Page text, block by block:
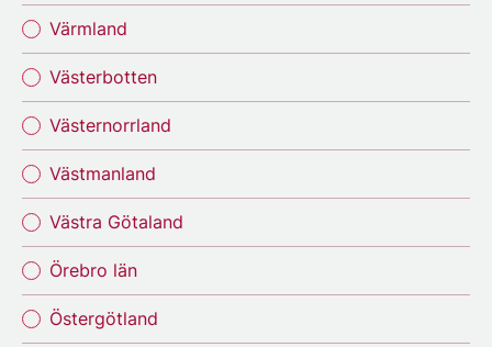
Värmland
Västerbotten
Västernorrland
Västmanland
Västra Götaland
Örebro län
Östergötland